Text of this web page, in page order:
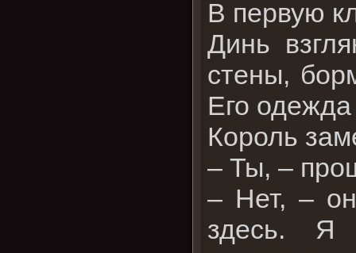
В первую
Динь
стены,
Его
Король
– Ты, –
– Нет, –
здесь. Я